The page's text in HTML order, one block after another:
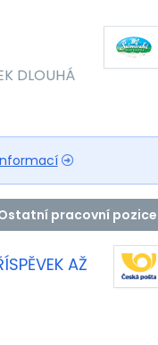
DLOUHÁ
pracovní pozice
AŽ